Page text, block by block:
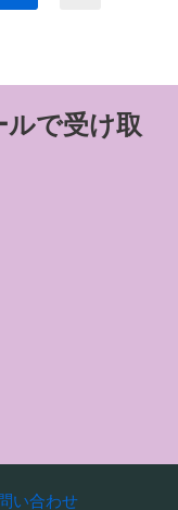
で受け取
い合わせ